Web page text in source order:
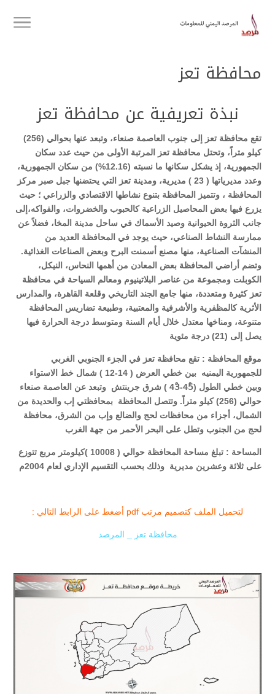
محافظة تعز
نبذة تعريفية عن محافظة تعز
تقع محافظة تعز إلى جنوب العاصمة صنعاء، وتبعد عنها بحوالي (256)
كيلو متراً، وتحتل محافظة تعز المرتبة الأولى من حيث عدد سكان
الجمهورية، إذ يشكل سكانها ما نسبته (12.16%) من سكان الجمهورية،
وعدد مديرياتها ( 23 ) مديرية، ومدينة تعز التي يحتضنها جبل صبر مركز
المحافظة ، وتتميز المحافظة بتنوع نشاطها الاقتصادي والزراعي ؛ حيث
يزرع فيها بعض المحاصيل الزراعية كالحبوب والخضروات، والفواكه،إلى
جانب الثروة الحيوانية وصيد الأسماك في ساحل مدينة المخا، فضلاً عن
ممارسة النشاط الصناعي، حيث يوجد في المحافظة العديد من
المنشآت الصناعية، منها مصنع أسمنت البرح وبعض الصناعات الغذائية.
وتضم أراضي المحافظة بعض المعادن من أهمها النحاس، النيكل،
الكوبلت ومجموعة من عناصر البلاتينيوم ومعالم السياحة في محافظة
تعز كثيرة ومتعددة، منها جامع الجند التاريخي وقلعة القاهرة، والمدارس
الأثرية كالمظفرية والأشرفية والمعتبية، وطبيعة تضاريس المحافظة
متنوعة، ومناخها معتدل خلال أيام السنة ومتوسط درجة الحرارة فيها
يصل إلى (21) درجة مئوية
موقع المحافظة : تقع محافظة تعز في الجزء الجنوبي الغربي
للجمهورية اليمنيه بين خطي العرض ( 14-12 ) شمال خط الاستواء
وبين خطي الطول (45ْ-43ْ ) شرق جرينتش وتبعد عن العاصمة صنعاء
حوالي (256) كيلو متراً.
وتتصل المحافظة بمحافظتي إب والحديدة من
الشمال، أجزاء من محافظات لحج والضالع وإب من الشرق، محافظة
لحج من الجنوب وتطل على البحر الأحمر من جهة الغرب
المساحة :
تبلغ مساحة المحافظة حوالي ( 10008 )كيلومتر مربع تتوزع
على ثلاثة وعشرين مديرية وذلك بحسب التقسيم الإداري لعام 20 04 م
لتحميل الملف كتصميم مرتب pdf أضغط على الرابط التالي :
محافظة تعز _ المرصد